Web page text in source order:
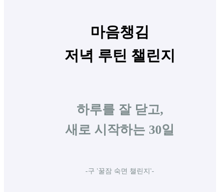
마음챙김
저녁 루틴 챌린지
하루를 잘 닫고,
새로 시작하는 30일
-구 '꿀잠 숙면 챌린지'-